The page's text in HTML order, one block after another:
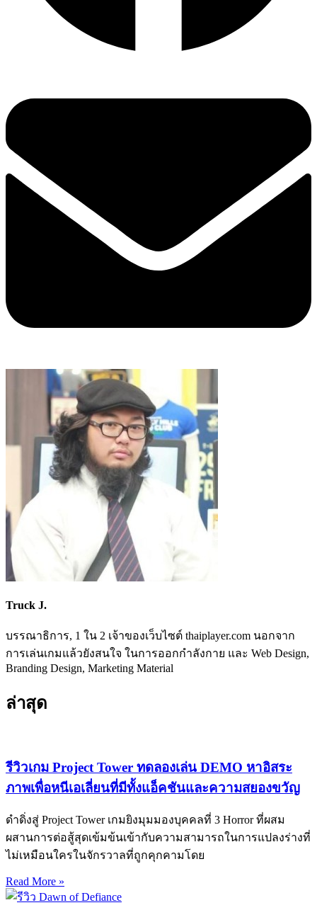
Truck J.
บรรณาธิการ, 1 ใน 2 เจ้าของเว็บไซต์ thaiplayer.com นอกจาก
การเล่นเกมแล้วยังสนใจ ในการออกกำลังกาย และ Web Design,
Branding Design, Marketing Material
ล่าสุด
รีวิวเกม Project Tower ทดลองเล่น DEMO หาอิสระ
ภาพเพื่อหนีเอเลี่ยนที่มีทั้งแอ็คชันและความสยองขวัญ
ดำดิ่งสู่ Project Tower เกมยิงมุมมองบุคคลที่ 3 Horror ที่ผสม
ผสานการต่อสู้สุดเข้มข้นเข้ากับความสามารถในการแปลงร่างที่
ไม่เหมือนใครในจักรวาลที่ถูกคุกคามโดย
Read More »